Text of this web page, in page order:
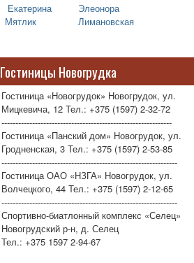
Екатерина
Мятлик
Элеонора
Лимановская
Гостиницы Новогрудка
Гостиница «Новогрудок» Новогрудок, ул.
Мицкевича, 12 Тел.: +375 (1597) 2-32-72
-------------------------------------------------------------
Гостиница «Панский дом» Новогрудок, ул.
Гродненская, 3 Тел.: +375 (1597) 2-53-85
---------------------------------------------------------------
Гостиница ОАО «НЗГА» Новогрудок, ул.
Волчецкого, 44 Тел.: +375 (1597) 2-12-65
---------------------------------------------------------------
Спортивно-биатлонный комплекс «Селец»
Новогрудский р-н, д. Селец
Тел.: +375 1597 2-94-67